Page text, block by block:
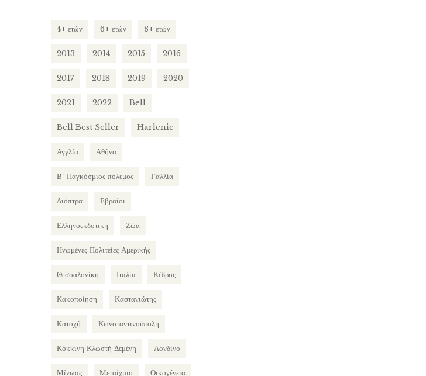
4+ ετών 6+ ετών 8+ ετών
2013 2014 2015 2016
2017 2018 2019 2020
2021 2022 Bell
Bell Best Seller Harlenic
Αγγλία Αθήνα
Β΄ Παγκόσμιος πόλεμος Γαλλία
Διόπτρα Εβραίοι
Ελληνοεκδοτική Ζώα
Ηνωμένες Πολιτείες Αμερικής
Θεσσαλονίκη Ιταλία Κέδρος
Κακοποίηση Καστανιώτης
Κατοχή Κωνσταντινούπολη
Κόκκινη Κλωστή Δεμένη Λονδίνο
Μίνωας Μεταίχμιο Οικογένεια